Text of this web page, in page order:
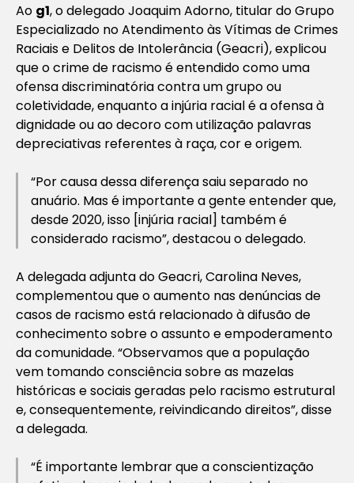
Ao g1, o delegado Joaquim Adorno, titular do Grupo
Especializado no Atendimento às Vítimas de Crimes
Raciais e Delitos de Intolerância (Geacri), explicou
que o crime de racismo é entendido como uma
ofensa discriminatória contra um grupo ou
coletividade, enquanto a injúria racial é a ofensa à
dignidade ou ao decoro com utilização palavras
depreciativas referentes à raça, cor e origem.
“Por causa dessa diferença saiu separado no
anuário. Mas é importante a gente entender que,
desde 2020, isso [injúria racial] também é
considerado racismo”, destacou o delegado.
A delegada adjunta do Geacri, Carolina Neves,
complementou que o aumento nas denúncias de
casos de racismo está relacionado à difusão de
conhecimento sobre o assunto e empoderamento
da comunidade. “Observamos que a população
vem tomando consciência sobre as mazelas
históricas e sociais geradas pelo racismo estrutural
e, consequentemente, reivindicando direitos”, disse
a delegada.
“É importante lembrar que a conscientização